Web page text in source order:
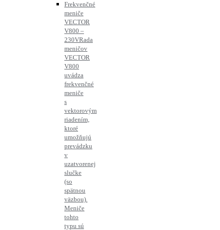
Frekvenčné
meniče
VECTOR
V800 –
230VRada
meničov
VECTOR
V800
uvádza
frekvenčné
meniče
s
vektorovým
riadením,
ktoré
umožňujú
prevádzku
v
uzatvorenej
slučke
(so
spätnou
väzbou).
Meniče
tohto
typu sú